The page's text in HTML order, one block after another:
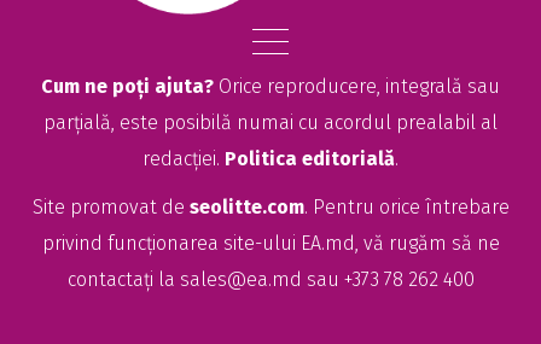
Cum ne poți ajuta? Orice reproducere, integrală sau
parțială, este posibilă numai cu acordul prealabil al
redacției. Politica editorială.
Site promovat de seolitte.com. Pentru orice întrebare
privind funcționarea site-ului EA.md, vă rugăm să ne
contactați la sales@ea.md sau +373 78 262 400